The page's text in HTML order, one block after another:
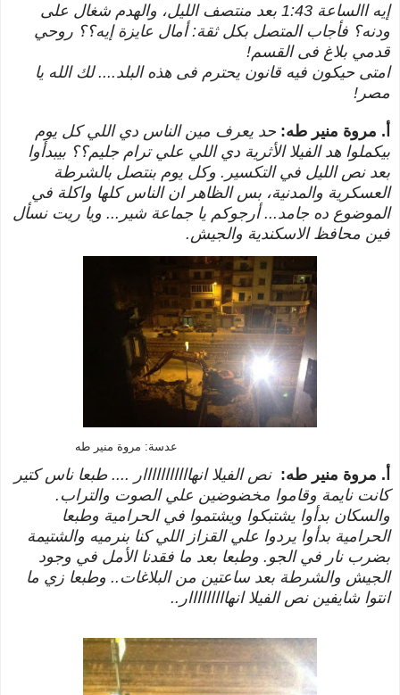
إيه االساعة 1:43 بعد منتصف الليل، والهدم شغال على
ودنه؟ فأجاب المتصل بكل ثقة: أمال عايزة إيه؟؟ روحي
قدمي بلاغ فى القسم!
امتى حيكون فيه قانون يحترم فى هذه البلد.... لك الله يا
مصر!
أ. مروة منير طه: حد يعرف مين الناس دي اللي كل يوم
بيكملوا هد الفيلا الأثرية دي اللي علي ترام جليم؟؟ بيبدأوا
بعد نص الليل في التكسير. وكل يوم بنتصل بالشرطة
العسكرية والمدنية، بس الظاهر ان الناس كلها واكلة في
الموضوع ده جامد... أرجوكم يا جماعة شير... ويا ريت نسأل
فين محافظ الاسكندية والجيش.
عدسة: مروة منير طه
أ. مروة منير طه: نص الفيلا انهااااااااااار .... طبعا ناس كتير
كانت نايمة وقاموا مخضوضين علي الصوت والتراب.
والسكان بدأوا يشتبكوا ويشتموا في الحرامية وطبعا
الحرامية بدأوا يردوا علي القزاز اللي كنا بنرميه والشتيمة
بضرب نار في الجو. وطبعا بعد ما فقدنا الأمل في وجود
الجيش والشرطة بعد ساعتين من البلاغات.. وطبعا زي ما
انتوا شايفين نص الفيلا انهااااااااار..